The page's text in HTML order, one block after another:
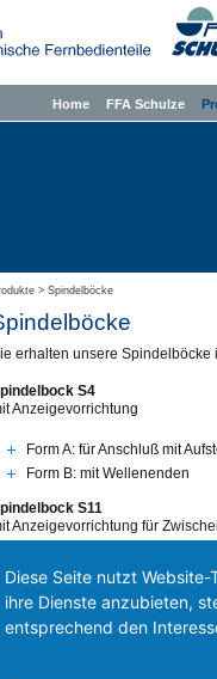
Home FFA Schulze
> Spindelböcke
erhalten unsere Spindelböcke
S4
Anzeigevorrichtung
Form A: für Anschluß mit
Form B: mit Wellenenden
S11
Anzeigevorrichtung für
Anzeigevorrichtung, mit O-
Diese Seite nutzt
ihre Dienste anzubieten,
entsprechend den